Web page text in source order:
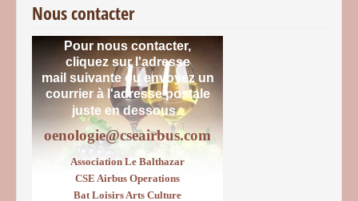
Nous contacter
Pour nous contacter,
cliquez sur l'adresse
mail suivante ou envoyez un
courrierà l'adresse postale
juste en dessous :
oenologie@cseairbus.com
Association Le Balthazar
CSE Airbus Operations
Bat Loisirs Arts Culture